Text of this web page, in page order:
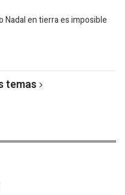
Nadal en tierra es imposible
temas